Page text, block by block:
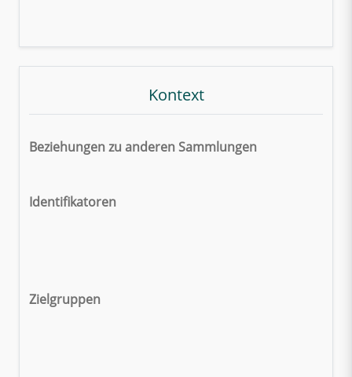
Kontext
Beziehungen zu anderen Sammlungen
Identifikatoren
Zielgruppen